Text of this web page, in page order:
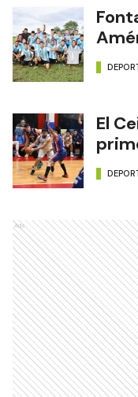
El
Ads